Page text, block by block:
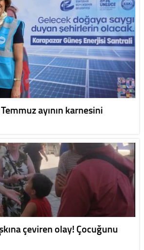
ayının karnesini
çeviren olay! Çocuğunu